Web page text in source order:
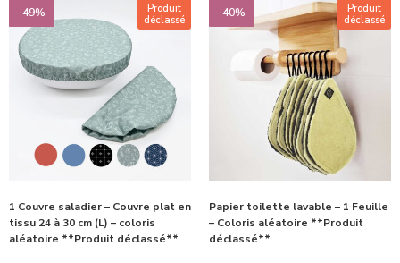
-49%
Produit
déclassé
1 Couvre saladier – Couvre plat en
tissu 24 à 30 cm (L) – coloris
aléatoire **Produit déclassé**
-40%
Produit
déclassé
Papier toilette lavable – 1 Feuille
– Coloris aléatoire **Produit
déclassé**